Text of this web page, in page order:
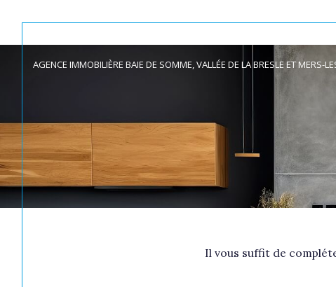
de l'ancien
du neuf
de l'immo pro
de l'immo
TYPE DE BIEN
AGENCE IMMOBILIÈRE BAIE DE SOMME, VALLÉE DE LA BRESLE ET MERS-
de l'ancien
Louer
Il vous suffit de